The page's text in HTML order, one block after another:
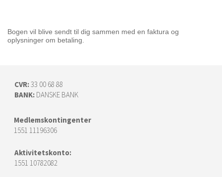
Bogen vil blive sendt til dig sammen med en faktura og
oplysninger om betaling.
CVR:33 00 68 88
BANK: DANSKE BANK
Medlemskontingenter
1551 11196306
Aktivitetskonto:
1551 10782082